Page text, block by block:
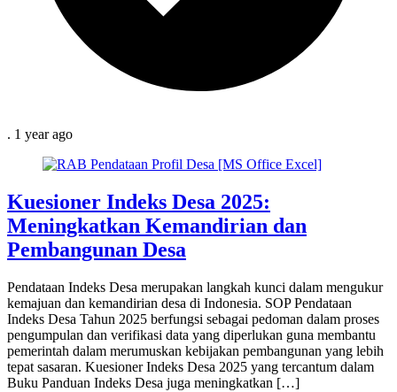
. 1 yearago
Kuesioner Indeks Desa 2025:
Meningkatkan Kemandirian dan
Pembangunan Desa
Pendataan Indeks Desa merupakan langkah kunci dalam mengukur
kemajuan dan kemandirian desa di Indonesia. SOP Pendataan
Indeks Desa Tahun 2025 berfungsi sebagai pedoman dalam proses
pengumpulan dan verifikasi data yang diperlukan guna membantu
pemerintah dalam merumuskan kebijakan pembangunan yang lebih
tepat sasaran. Kuesioner Indeks Desa 2025 yang tercantum dalam
Buku Panduan Indeks Desa juga meningkatkan […]